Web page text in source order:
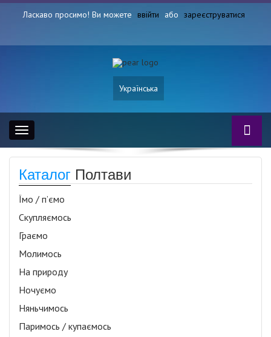
Ласкаво просимо! Ви можете ввійти або зареєструватися
Українська
Toggle
navigation
Каталог Полтави
Їмо / п’ємо
Скупляємось
Граємо
Молимось
На природу
Ночуємо
Няньчимось
Паримось / купаємось